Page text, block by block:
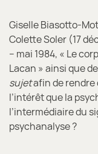
Giselle Biasotto-
Colette Soler (17
– mai 1984, « Le
Lacan » ainsi que
sujetafin de rendre
l’intérêt que la
l’intermédiaire du
psychanalyse ?